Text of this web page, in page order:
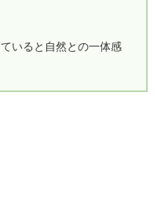
いると自然との一体感